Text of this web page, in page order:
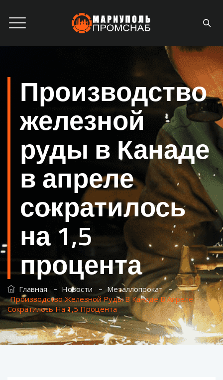
Производство
железной
руды в Канаде
в апреле
сократилось
на 1,5
процента
Главная – Новости – Металлопрокат–
Производство Железной Руды В Канаде В Апреле
Сократилось На 1,5 Процента